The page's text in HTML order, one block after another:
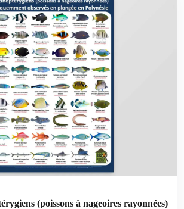
(poissons à nageoires rayonnées)